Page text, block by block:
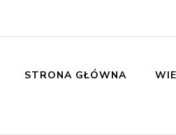
STRONA GŁÓWNA